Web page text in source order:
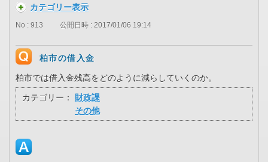
カテゴリー表示
No : 913 公開日時 : 2017/01/06 19:14
柏市の借入金
柏市では借入金残高をどのように減らしていくのか。
カテゴリー：
財政課
その他